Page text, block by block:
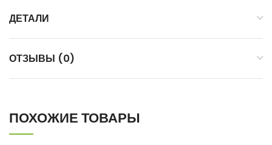
ДЕТАЛИ
ОТЗЫВЫ (0)
ПОХОЖИЕ ТОВАРЫ